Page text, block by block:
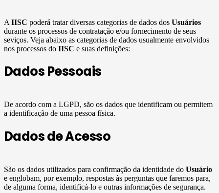
A IISC poderá tratar diversas categorias de dados dos Usuários
durante os processos de contratação e/ou fornecimento de seus
seviços. Veja abaixo as categorias de dados usualmente envolvidos
nos processos do IISC e suas definições:
Dados Pessoais
De acordo com a LGPD, são os dados que identificam ou permitem
a identificação de uma pessoa física.
Dados de Acesso
São os dados utilizados para confirmação da identidade do Usuário
e englobam, por exemplo, respostas às perguntas que faremos para,
de alguma forma, identificá-lo e outras informações de segurança.